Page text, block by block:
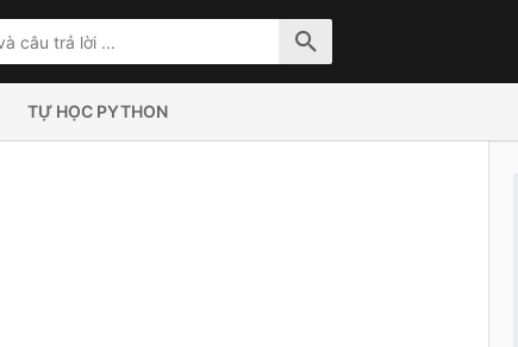
TỰ HỌC PYTHON